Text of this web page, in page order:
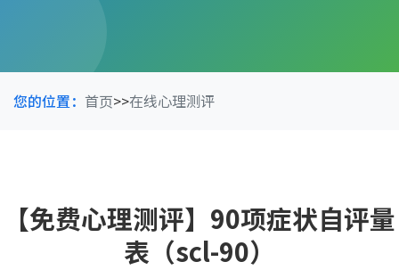
您的位置： 首页>>在线心理测评
【免费心理测评】90项症状自评量
表（scl-90）